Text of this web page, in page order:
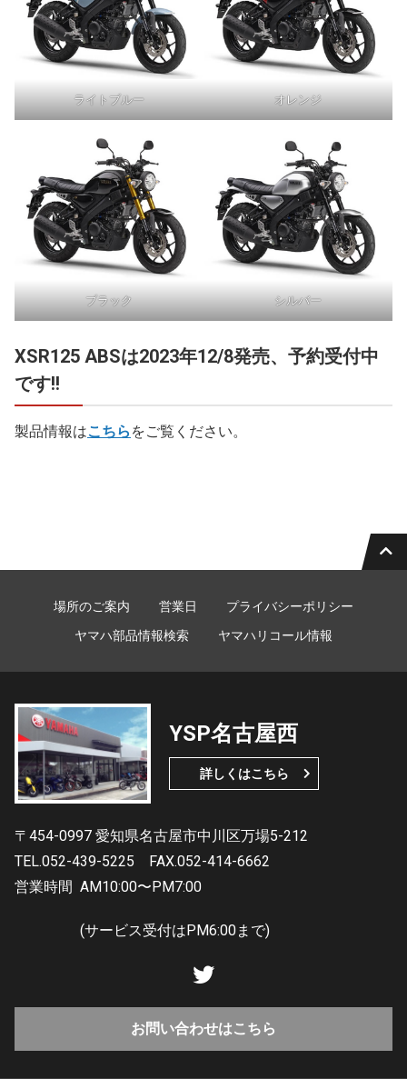
ライトブルー オレンジ
ブラック シルバー
XSR125 ABSは2023年12/8発売、予約受付中
です!!
製品情報はこちら をご覧ください。
場所のご案内 営業日
プライバシーポリシー
ヤマハ部品情報検索
ヤマハリコール情報
YSP名古屋西
詳しくはこちら
〒454-0997 愛知県名古屋市中川区万場5-212
TEL.052-439-5225
FAX.052-414-6662
営業時間 AM10:00〜PM7:00
(サービス受付はPM6:00まで)
お問い合わせはこちら